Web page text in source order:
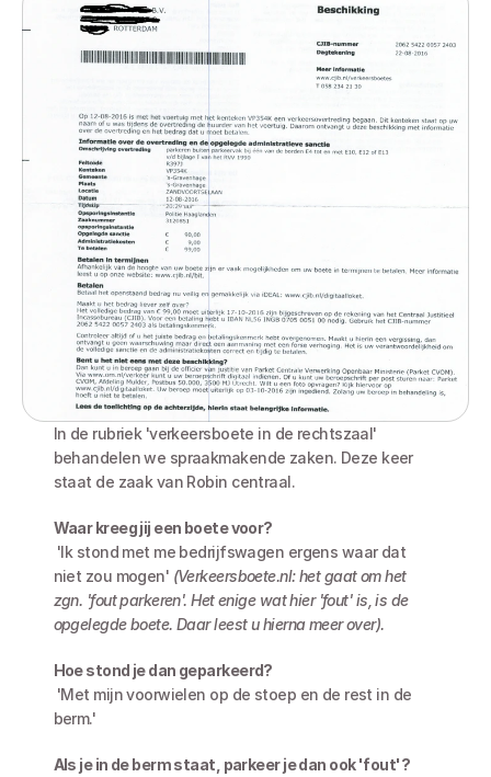
In de rubriek 'verkeersboete in de rechtszaal'
behandelen we spraakmakende zaken. Deze keer
staat de zaak van Robin centraal.
Waar kreeg jij een boete voor?
niet zou mogen' (Verkeersboete.nl: het gaat om het
zgn. 'fout parkeren'. Het enige wat hier 'fout' is, is de
opgelegde boete. Daar leest u hierna meer over).
Hoe stond je dan geparkeerd?
berm.'
Als je in de berm staat, parkeer je dan ook 'fout'?